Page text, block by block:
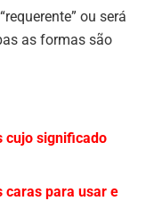
ou será
as formas são
cujo significado
caras para usar e